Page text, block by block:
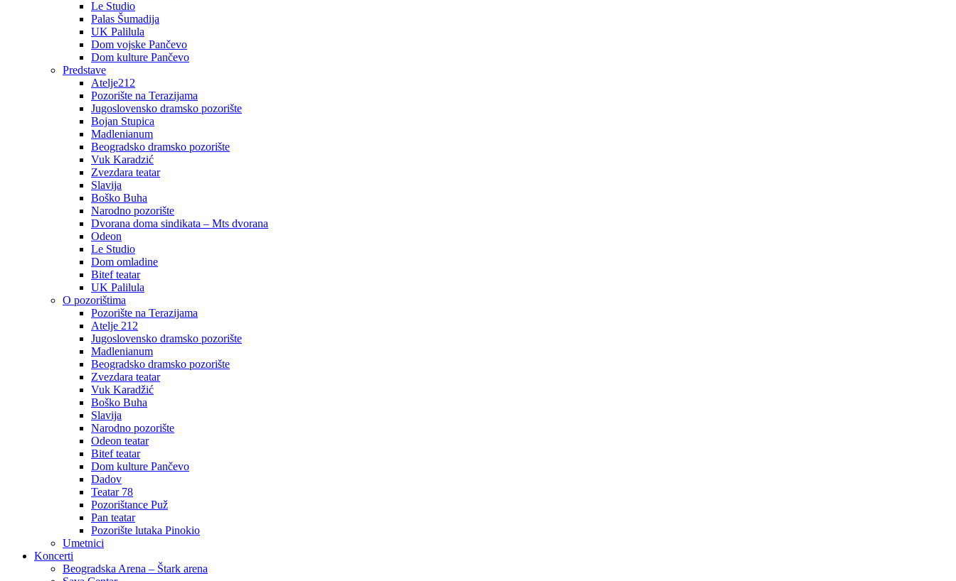
Le Studio
Palas Šumadija
UK Palilula
Dom vojske Pančevo
Dom kulture Pančevo
Predstave
Atelje212
Pozorište na Terazijama
Jugoslovensko dramsko pozorište
Bojan Stupica
Madlenianum
Beogradsko dramsko pozorište
Vuk Karadzić
Zvezdara teatar
Slavija
Boško Buha
Narodno pozorište
Dvorana doma sindikata – Mts dvorana
Odeon
Le Studio
Dom omladine
Bitef teatar
UK Palilula
O pozorištima
Pozorište na Terazijama
Atelje 212
Jugoslovensko dramsko pozorište
Madlenianum
Beogradsko dramsko pozorište
Zvezdara teatar
Vuk Karadžić
Boško Buha
Slavija
Narodno pozorište
Odeon teatar
Bitef teatar
Dom kulture Pančevo
Dadov
Teatar 78
Pozorištance Puž
Pan teatar
Pozorište lutaka Pinokio
Umetnici
Koncerti
Beogradska Arena – Štark arena